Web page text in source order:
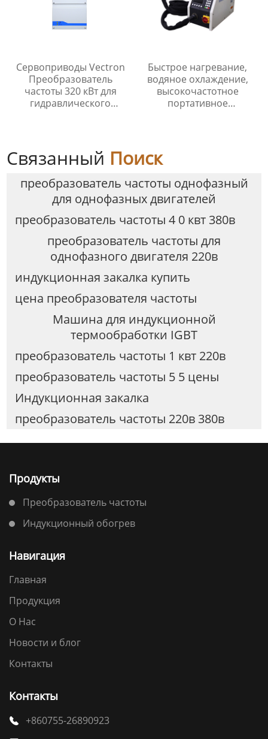
Сервоприводы Vectron
Преобразователь
частоты 320 кВт для
гидравлического
Быстрое нагревание,
водяное охлаждение,
высокочастотное
портативное
меди, стали, латуни
Связанный Поиск
преобразователь частоты однофазный
для однофазных двигателей
преобразователь частоты 4 0 квт 380в
преобразователь частоты для
однофазного двигателя 220в
индукционная закалка купить
цена преобразователя частоты
Машина для индукционной
термообработки IGBT
преобразователь частоты 1 квт 220в
преобразователь частоты 5 5 цены
Индукционная закалка
преобразователь частоты 220в 380в
Продукты
Преобразователь частоты
Индукционный обогрев
Навигация
Главная
Продукция
О Нас
Новости и блог
Контакты
Контакты
 +860755-26890923